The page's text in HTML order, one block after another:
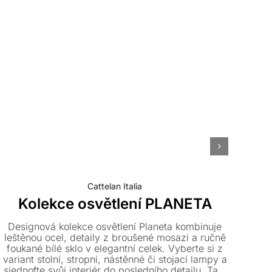
Cattelan Italia
Kolekce osvětlení PLANETA
Designová kolekce osvětlení Planeta kombinuje
leštěnou ocel, detaily z broušené mosazi a ručně
foukané bílé sklo v elegantní celek. Vyberte si z
variant stolní, stropní, nástěnné či stojací lampy a